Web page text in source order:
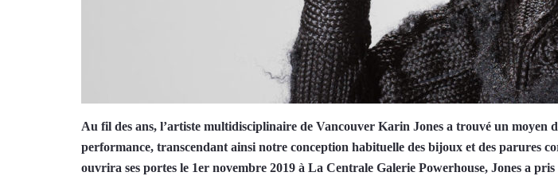
Au fil des ans, l’artiste multidisciplinaire de Vancouver Karin Jones a trouvé un moyen
performance, transcendant ainsi notre conception habituelle des bijoux et des parures
ouvrira ses portes le 1er novembre 2019 à La Centrale Galerie Powerhouse, Jones a